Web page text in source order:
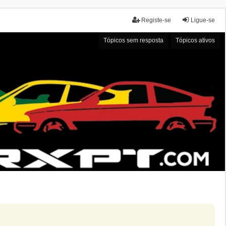
Ligue-se
Registe-se
Tópicos sem resposta Tópicos ativos